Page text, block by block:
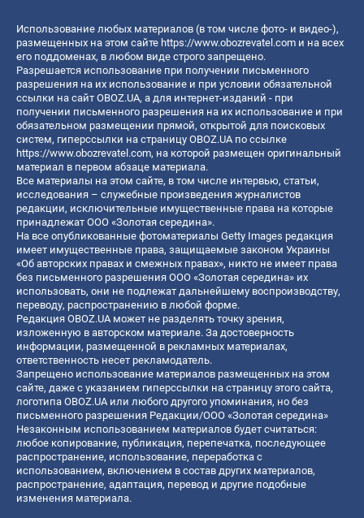
Использование любых материалов (в том числе фото- и видео-),
размещенных на этом сайте https://www.obozrevatel.com и на всех
его поддоменах, в любом виде строго запрещено.
Разрешается использование при получении письменного
разрешения на их использование и при условии обязательной
ссылки на сайт OBOZ.UA, а для интернет-изданий - при
получении письменного разрешения на их использование и при
обязательном размещении прямой, открытой для поисковых
систем, гиперссылки на страницу OBOZ.UA по ссылке
https://www.obozrevatel.com, на которой размещен оригинальный
материал в первом абзаце материала.
Все материалы на этом сайте, в том числе интервью, статьи,
исследования – служебные произведения журналистов
редакции, исключительные имущественные права на которые
принадлежат ООО «Золотая середина».
На все опубликованные фотоматериалы Getty Images редакция
имеет имущественные права, защищаемые законом Украины
«Об авторских правах и смежных правах», никто не имеет права
без письменного разрешения ООО «Золотая середина» их
использовать, они не подлежат дальнейшему воспроизводству,
переводу, распространению в любой форме.
Редакция OBOZ.UA может не разделять точку зрения,
изложенную в авторском материале. За достоверность
информации, размещенной в рекламных материалах,
ответственность несет рекламодатель.
Запрещено использование материалов размещенных на этом
сайте, даже с указанием гиперссылки на страницу этого сайта,
логотипа OBOZ.UA или любого другого упоминания, но без
письменного разрешения Редакции/ООО «Золотая середина»
Незаконным использованием материалов будет считаться:
любое копирование, публикация, перепечатка, последующее
распространение, использование, переработка с
использованием, включением в состав других материалов,
распространение, адаптация, перевод и другие подобные
изменения материала.